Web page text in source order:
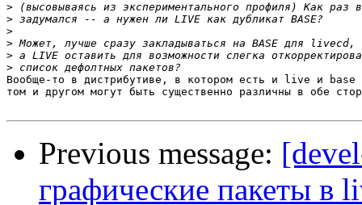
>
>
>
>
>
>
Вообще-то в дистрибутиве, в котором есть и live и base
том и другом могут быть существенно различны в обе
Previous message:
графические пакеты в